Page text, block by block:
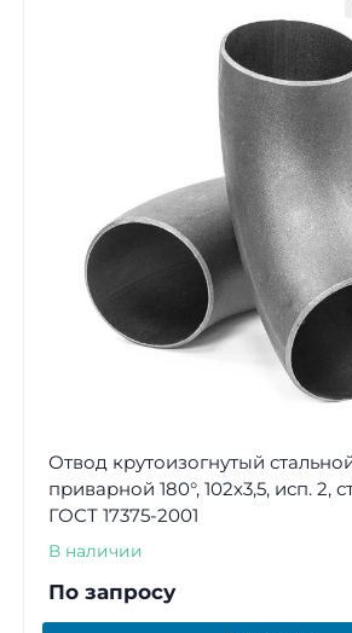
Отвод крутоизогнутый
приварной 180°, 102х3,5, исп. 2,
ГОСТ 17375-2001
В наличии
По запросу